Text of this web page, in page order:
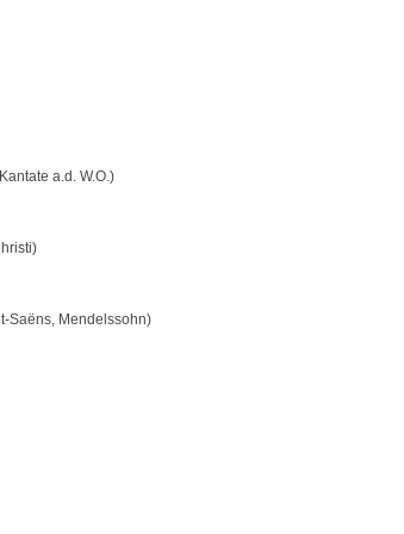
a.d. W.O.)
Saëns, Mendelssohn)